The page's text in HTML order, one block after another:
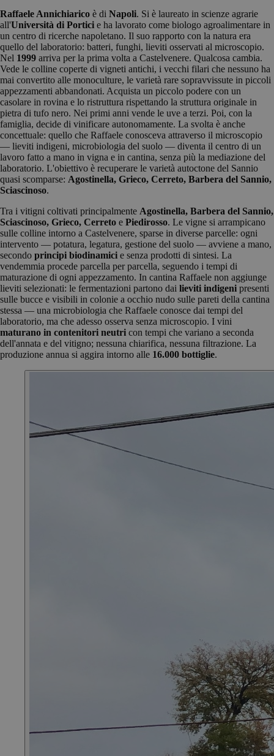
Raffaele Annichiarico è di Napoli. Si è laureato in scienze agrarie
all'Università di Portici e ha lavorato come biologo agroalimentare in
un centro di ricerche napoletano. Il suo rapporto con la natura era
quello del laboratorio: batteri, funghi, lieviti osservati al microscopio.
Nel 1999 arriva per la prima volta a Castelvenere. Qualcosa cambia.
Vede le colline coperte di vigneti antichi, i vecchi filari che nessuno ha
mai convertito alle monoculture, le varietà rare sopravvissute in piccoli
appezzamenti abbandonati. Acquista un piccolo podere con un
casolare in rovina e lo ristruttura rispettando la struttura originale in
pietra di tufo nero. Nei primi anni vende le uve a terzi. Poi, con la
famiglia, decide di vinificare autonomamente. La svolta è anche
concettuale: quello che Raffaele conosceva attraverso il microscopio
— lieviti indigeni, microbiologia del suolo — diventa il centro di un
lavoro fatto a mano in vigna e in cantina, senza più la mediazione del
laboratorio. L'obiettivo è recuperare le varietà autoctone del Sannio
quasi scomparse: Agostinella, Grieco, Cerreto, Barbera del Sannio,
Sciascinoso.
Tra i vitigni coltivati principalmente Agostinella, Barbera del Sannio,
Sciascinoso, Grieco, Cerreto e Piedirosso. Le vigne si arrampicano
sulle colline intorno a Castelvenere, sparse in diverse parcelle: ogni
intervento — potatura, legatura, gestione del suolo — avviene a mano,
secondo principi biodinamici e senza prodotti di sintesi. La
vendemmia procede parcella per parcella, seguendo i tempi di
maturazione di ogni appezzamento. In cantina Raffaele non aggiunge
lieviti selezionati: le fermentazioni partono dai lieviti indigeni presenti
sulle bucce e visibili in colonie a occhio nudo sulle pareti della cantina
stessa — una microbiologia che Raffaele conosce dai tempi del
laboratorio, ma che adesso osserva senza microscopio. I vini
maturano in contenitori neutri con tempi che variano a seconda
dell'annata e del vitigno; nessuna chiarifica, nessuna filtrazione. La
produzione annua si aggira intorno alle 16.000 bottiglie.